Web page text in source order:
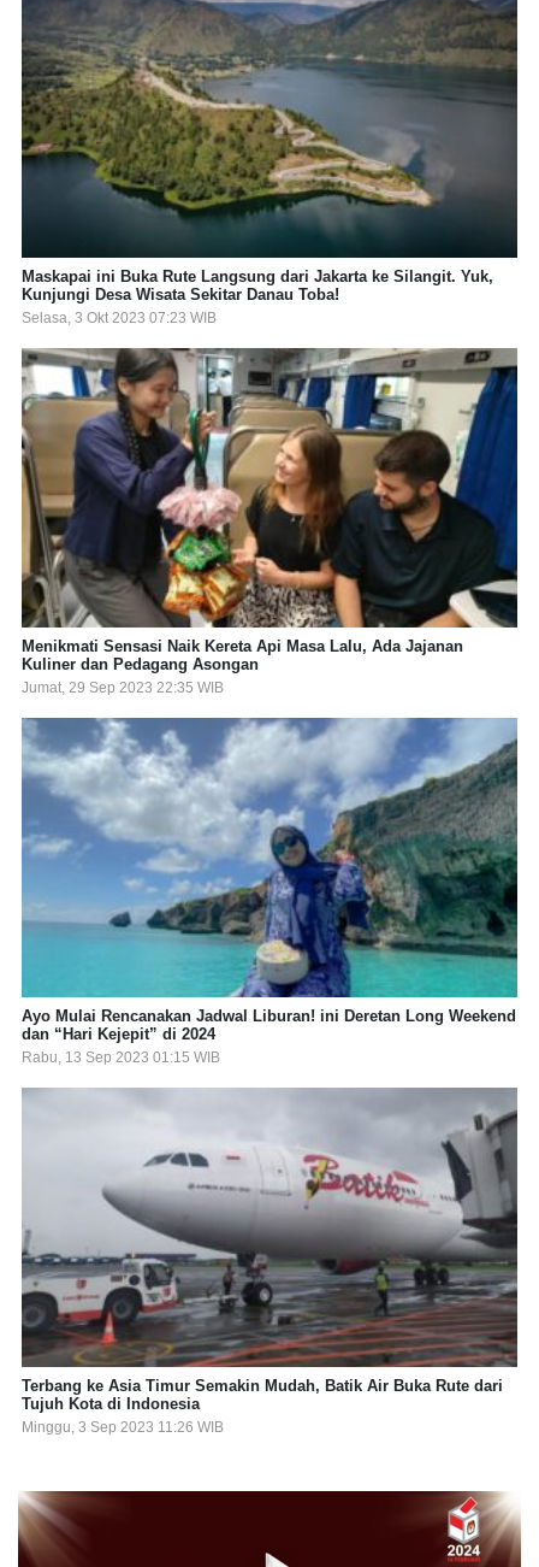
Maskapai ini Buka Rute Langsung dari Jakarta ke Silangit. Yuk,
Kunjungi Desa Wisata Sekitar Danau Toba!
Selasa, 3 Okt 2023 07:23 WIB
Menikmati Sensasi Naik Kereta Api Masa Lalu, Ada Jajanan
Kuliner dan Pedagang Asongan
Jumat, 29 Sep 2023 22:35 WIB
Ayo Mulai Rencanakan Jadwal Liburan! ini Deretan Long Weekend
dan “Hari Kejepit” di 2024
Rabu, 13 Sep 2023 01:15 WIB
Terbang ke Asia Timur Semakin Mudah, Batik Air Buka Rute dari
Tujuh Kota di Indonesia
Minggu, 3 Sep 2023 11:26 WIB